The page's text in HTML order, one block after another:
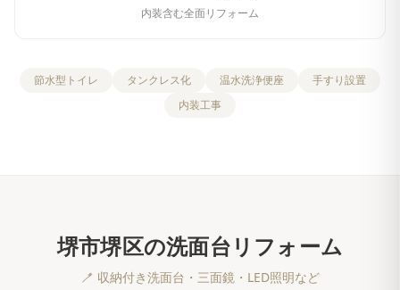
内装含む全面リフォーム
節水型トイレ タンクレス化 温水洗浄便座
手すり設置
内装工事
堺市堺区の洗面台リフォーム
🪥 収納付き洗面台・三面鏡・LED照明など